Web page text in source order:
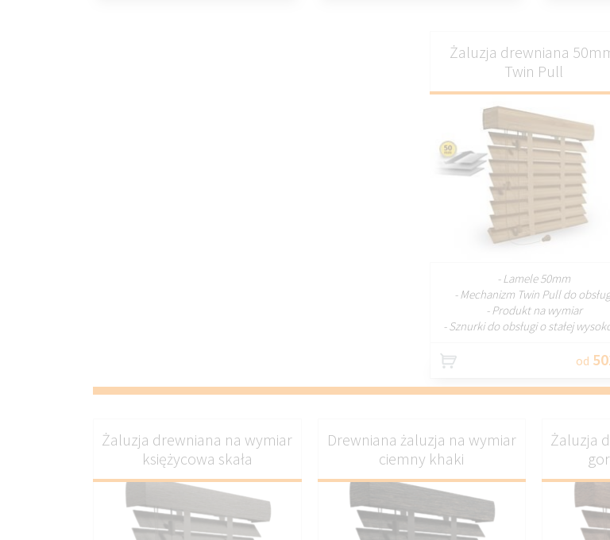
Żaluzja drewniana
Twin Pull
- Lamele 50mm
- Mechanizm Twin Pull do
- Produkt na wymiar
- Sznurki do obsługi o stałej
od
Żaluzja drewniana na wymiar
księżycowa skała
Drewniana żaluzja na wymiar
ciemny khaki
Żaluzja